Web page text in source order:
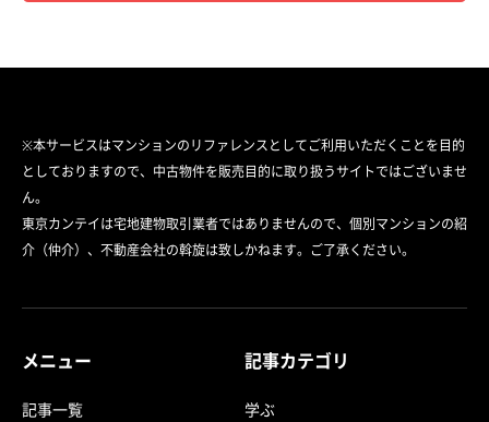
※本サービスはマンションのリファレンスとしてご利用いただくことを目的
としておりますので、中古物件を販売目的に取り扱うサイトではございませ
ん。
東京カンテイは宅地建物取引業者ではありませんので、個別マンションの紹
介（仲介）、不動産会社の斡旋は致しかねます。ご了承ください。
メニュー
記事一覧
記事カテゴリ
学ぶ